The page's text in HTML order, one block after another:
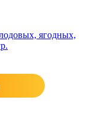
ягодных,